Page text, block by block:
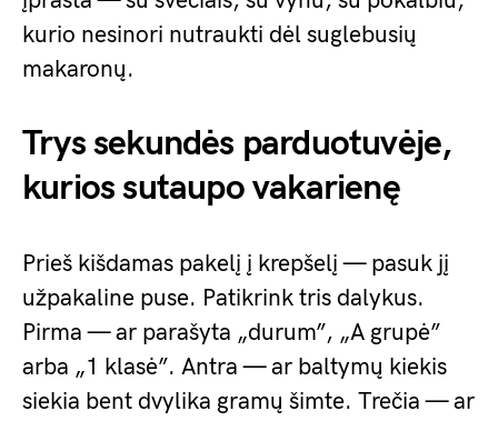
kurio nesinori nutraukti dėl suglebusių
makaronų.
Trys sekundės parduotuvėje,
kurios sutaupo vakarienę
Prieš kišdamas pakelį į krepšelį — pasuk jį
užpakaline puse. Patikrink tris dalykus.
Pirma — ar parašyta „durum”, „A grupė”
arba „1 klasė”. Antra — ar baltymų kiekis
siekia bent dvylika gramų šimte. Trečia — ar